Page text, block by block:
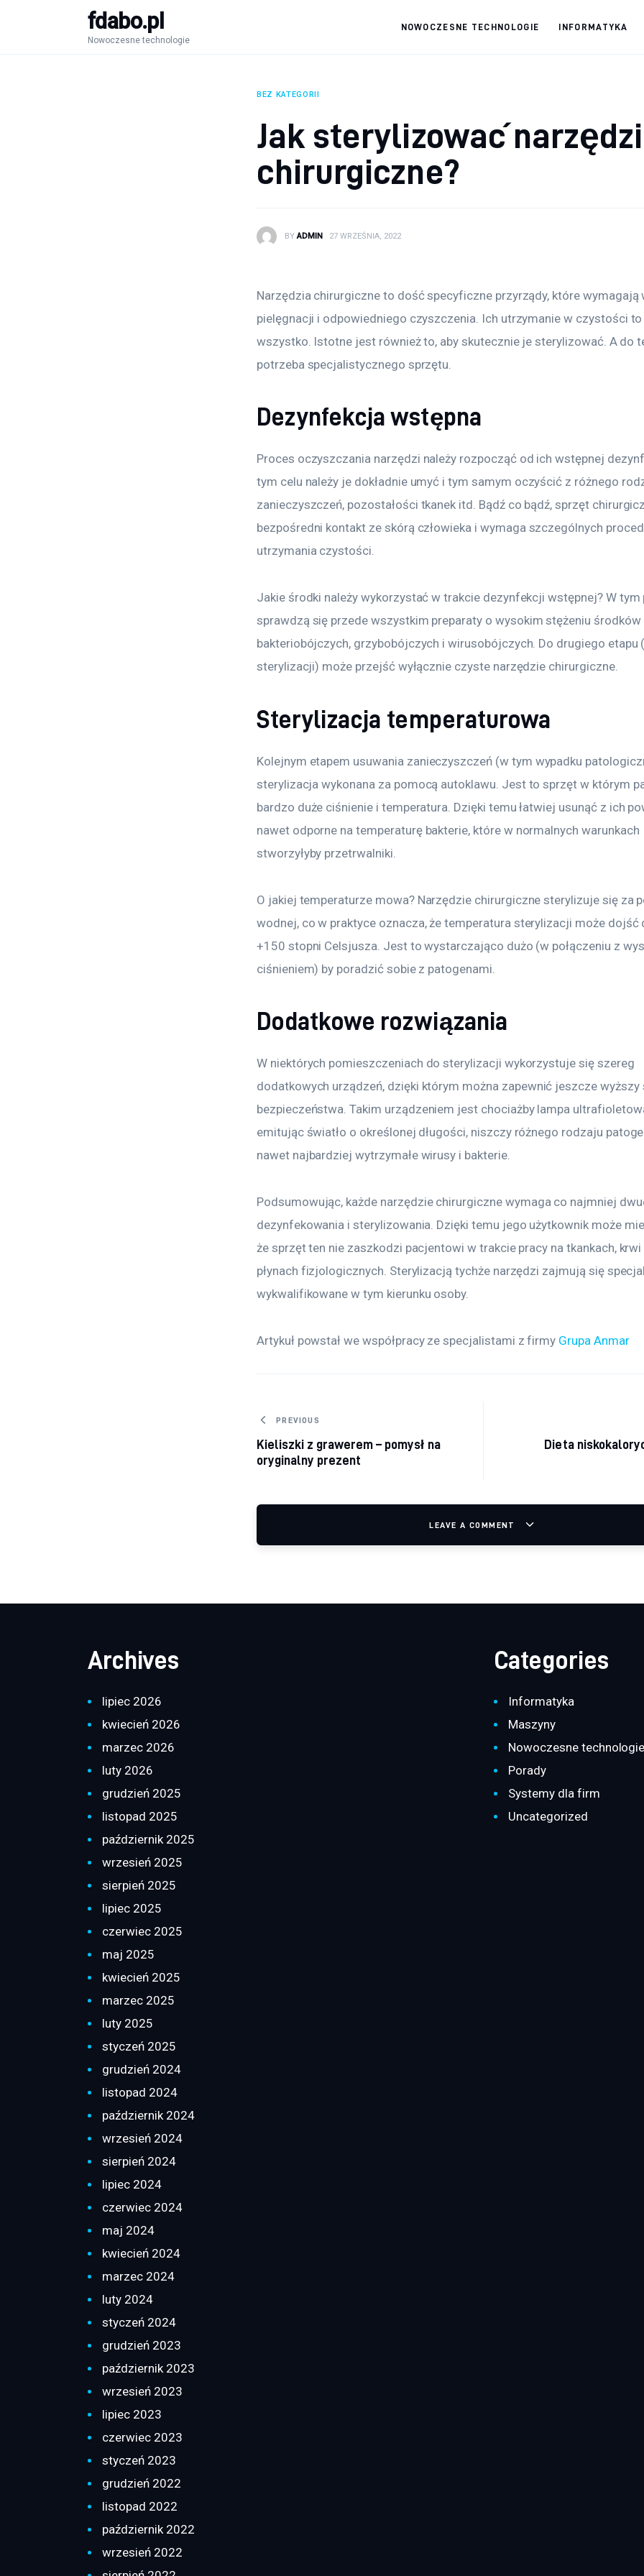
fdabo.pl
Nowoczesne technologie
NOWOCZESNE TECHNOLOGIE INFORMATYKA
Nowoczesne technologie
BEZ KATEGORII
Jak sterylizować
chirurgiczne?
BY ADMIN 27 WRZEŚNIA, 2022
Narzędzia chirurgiczne to dość specyficzne przyrządy, które wymagają
pielęgnacji i odpowiedniego czyszczenia. Ich utrzymanie w czystości
wszystko. Istotne jest również to, aby skutecznie je sterylizować. A do
potrzeba specjalistycznego sprzętu.
Dezynfekcja wstępna
Proces oczyszczania narzędzi należy rozpocząć od ich wstępnej
tym celu należy je dokładnie umyć i tym samym oczyścić z różnego
zanieczyszczeń, pozostałości tkanek itd. Bądź co bądź, sprzęt
bezpośredni kontakt ze skórą człowieka i wymaga szczególnych
utrzymania czystości.
Jakie środki należy wykorzystać w trakcie dezynfekcji wstępnej? W
sprawdzą się przede wszystkim preparaty o wysokim stężeniu środków
bakteriobójczych, grzybobójczych i wirusobójczych. Do drugiego etapu
sterylizacji) może przejść wyłącznie czyste narzędzie chirurgiczne.
Sterylizacja temperaturowa
Kolejnym etapem usuwania zanieczyszczeń (w tym wypadku
sterylizacja wykonana za pomocą autoklawu. Jest to sprzęt w którym
bardzo duże ciśnienie i temperatura. Dzięki temu łatwiej usunąć z ich
nawet odporne na temperaturę bakterie, które w normalnych warunkach
stworzyłyby przetrwalniki.
O jakiej temperaturze mowa? Narzędzie chirurgiczne sterylizuje się za
wodnej, co w praktyce oznacza, że temperatura sterylizacji może
+150 stopni Celsjusza. Jest to wystarczająco dużo (w połączeniu z
ciśnieniem) by poradzić sobie z patogenami.
Dodatkowe rozwiązania
W niektórych pomieszczeniach do sterylizacji wykorzystuje się szereg
dodatkowych urządzeń, dzięki którym można zapewnić jeszcze
bezpieczeństwa. Takim urządzeniem jest chociażby lampa
emitując światło o określonej długości, niszczy różnego rodzaju
nawet najbardziej wytrzymałe wirusy i bakterie.
Podsumowując, każde narzędzie chirurgiczne wymaga co najmniej
dezynfekowania i sterylizowania. Dzięki temu jego użytkownik może
że sprzęt ten nie zaszkodzi pacjentowi w trakcie pracy na tkankach,
płynach fizjologicznych. Sterylizacją tychże narzędzi zajmują się
wykwalifikowane w tym kierunku osoby.
Artykuł powstał we współpracy ze specjalistami z firmy Grupa Anmar
Nawigacja wpisu
PREVIOUS
Kieliszki z grawerem – pomysł na
oryginalny prezent
Dieta
LEAVE A COMMENT
Archives
lipiec 2026
kwiecień 2026
marzec 2026
luty 2026
grudzień 2025
listopad 2025
październik 2025
wrzesień 2025
sierpień 2025
lipiec 2025
czerwiec 2025
maj 2025
kwiecień 2025
marzec 2025
luty 2025
styczeń 2025
grudzień 2024
listopad 2024
październik 2024
wrzesień 2024
sierpień 2024
lipiec 2024
czerwiec 2024
maj 2024
kwiecień 2024
marzec 2024
luty 2024
styczeń 2024
grudzień 2023
październik 2023
wrzesień 2023
lipiec 2023
czerwiec 2023
styczeń 2023
grudzień 2022
listopad 2022
październik 2022
wrzesień 2022
Categories
Informatyka
Maszyny
Nowoczesne
Porady
Systemy dla firm
Uncategorized